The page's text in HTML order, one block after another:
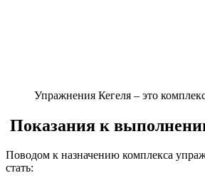
Упражнения Кегеля – это
Показания к
Поводом к назначению комплекса
стать: